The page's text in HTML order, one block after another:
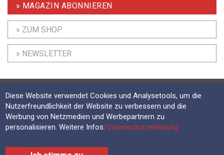
» MAGAZIN ABONNIEREN
» ZUM SHOP
» NEWSLETTER
Mediadaten
Diese Website verwendet Cookies und Analysetools, um die
Nutzerfreundlichkeit der Website zu verbessern und die
Werbung von Netzmedien und Werbepartnern zu
personalisieren. Weitere Infos:Datenschutzerklärung